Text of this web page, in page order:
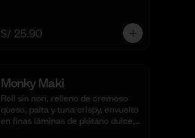
Acompañado de nuestra shoyu. (10
cortes).
S/ 25.90
Monky Maki
Roll sin nori, relleno de cremoso
queso, palta y tuna crispy, envuelto
en finas láminas de plátano dulce,